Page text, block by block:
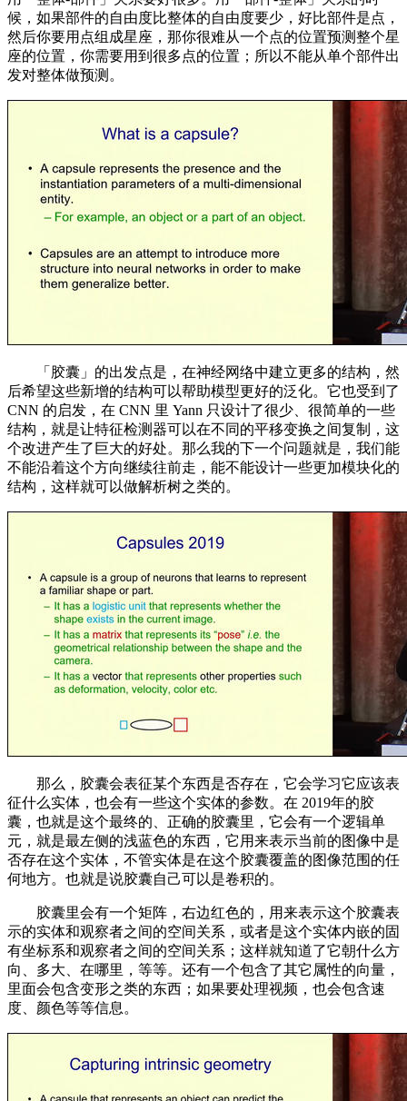
候，如果部件的自由度比整体的自由度要少，好比部件是点，
然后你要用点组成星座，那你很难从一个点的位置预测整个星
座的位置，你需要用到很多点的位置；所以不能从单个部件出
发对整体做预测。
「胶囊」的出发点是，在神经网络中建立更多的结构，然
后希望这些新增的结构可以帮助模型更好的泛化。它也受到了
CNN 的启发，在 CNN 里 Yann 只设计了很少、很简单的一些
结构，就是让特征检测器可以在不同的平移变换之间复制，这
个改进产生了巨大的好处。那么我的下一个问题就是，我们能
不能沿着这个方向继续往前走，能不能设计一些更加模块化的
结构，这样就可以做解析树之类的。
那么，胶囊会表征某个东西是否存在，它会学习它应该表
征什么实体，也会有一些这个实体的参数。在 2019年的胶
囊，也就是这个最终的、正确的胶囊里，它会有一个逻辑单
元，就是最左侧的浅蓝色的东西，它用来表示当前的图像中是
否存在这个实体，不管实体是在这个胶囊覆盖的图像范围的任
何地方。也就是说胶囊自己可以是卷积的。
胶囊里会有一个矩阵，右边红色的，用来表示这个胶囊表
示的实体和观察者之间的空间关系，或者是这个实体内嵌的固
有坐标系和观察者之间的空间关系；这样就知道了它朝什么方
向、多大、在哪里，等等。还有一个包含了其它属性的向量，
里面会包含变形之类的东西；如果要处理视频，也会包含速
度、颜色等等信息。